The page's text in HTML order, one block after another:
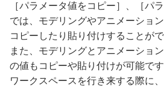
［パラメータ値をコピー］、［パ
では、モデリングやアニメーショ
コピーしたり貼り付けすることがで
また、モデリングとアニメーショ
の値もコピーや貼り付けが可能です
ワークスペースを行き来する際に